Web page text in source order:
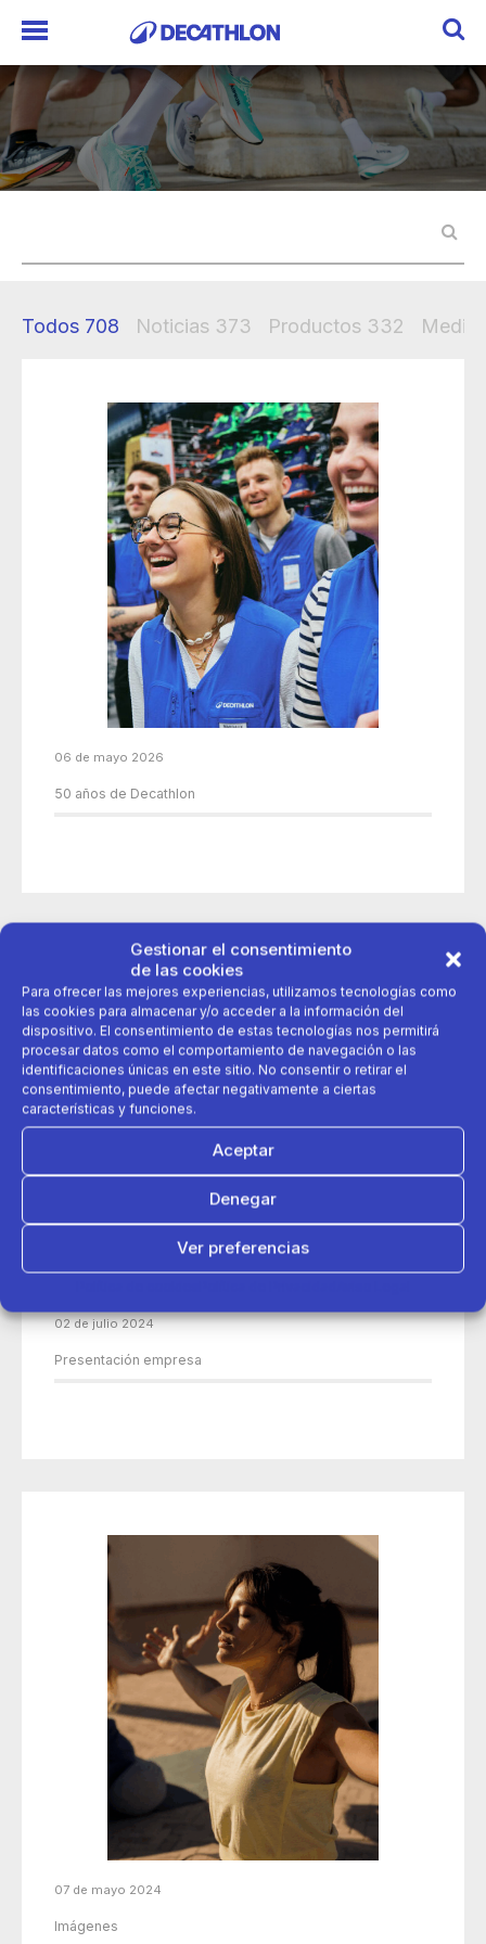
Gestionar el consentimiento
de las cookies
Para ofrecer las mejores experiencias, utilizamos tecnologías como
las cookies para almacenar y/o acceder a la información del
dispositivo. El consentimiento de estas tecnologías nos permitirá
procesar datos como el comportamiento de navegación o las
identificaciones únicas en este sitio. No consentir o retirar el
consentimiento, puede afectar negativamente a ciertas
características y funciones.
Aceptar
Denegar
Ver preferencias
Todos 708 Noticias 373 Productos 332
06 de mayo 2026
50 años de Decathlon
02 de julio 2024
Presentación empresa
07 de mayo 2024
Imágenes